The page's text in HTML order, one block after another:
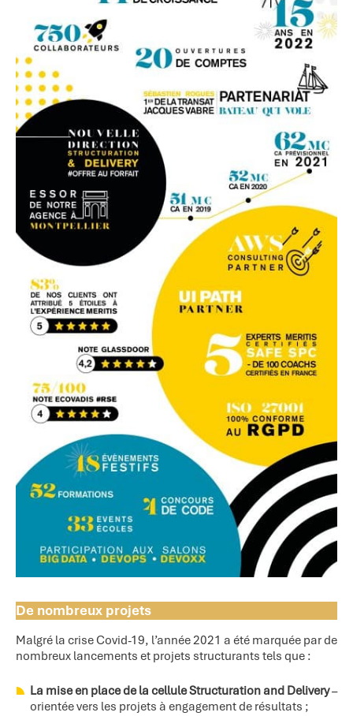
De nombreux projets
Malgré la crise Covid-19, l’année 2021 a été marquée par de
nombreux lancements et projets structurants tels que :
La mise en place de la cellule Structuration and Delivery–
orientée vers les projets à engagement de résultats ;